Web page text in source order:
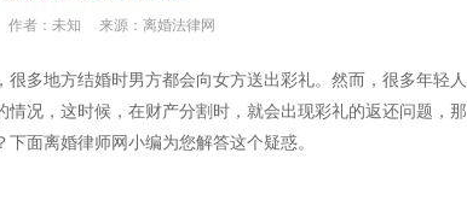
作者：未知 来源：离婚法律网
多地方结婚时男方都会向女方送出彩礼。然而，很多年轻人
况，这时候，在财产分割时，就会出现彩礼的返还问题，那
面离婚律师网小编为您解答这个疑惑。